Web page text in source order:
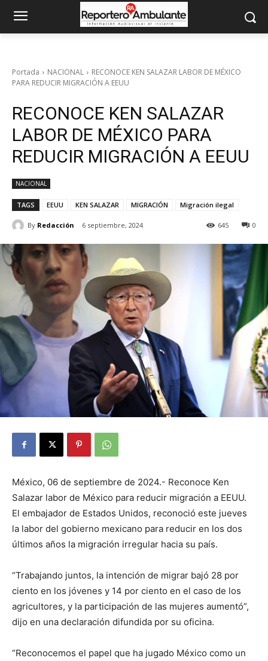
Portada NACIONAL
RECONOCE KEN SALAZAR LABOR DE MÉXICO
PARA REDUCIR MIGRACIÓN A EEUU
RECONOCE KEN SALAZAR
LABOR DE MÉXICO PARA
REDUCIR MIGRACIÓN A EEUU
NACIONAL
TAGS EEUU KEN SALAZAR MIGRACIÓN Migración ilegal
By Redacción 6 septiembre, 2024 0
645
México, 06 de septiembre de 2024.- Reconoce Ken
Salazar labor de México para reducir migración a EEUU.
El embajador de Estados Unidos, reconoció este jueves
la labor del gobierno mexicano para reducir en los dos
últimos años la migración irregular hacia su país.
“Trabajando juntos, la intención de migrar bajó 28 por
ciento en los jóvenes y 14 por ciento en el caso de los
agricultores, y la participación de las mujeres aumentó”,
dijo en una declaración difundida por su oficina.
“Reconocemos el papel que ha jugado México como un